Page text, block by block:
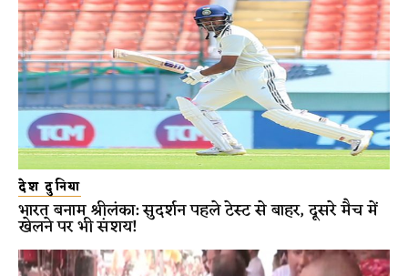
देश दुनिया
भारत बनाम श्रीलंका: सुदर्शन पहले टेस्ट से बाहर, दूसरे मैच में
खेलने पर भी संशय!